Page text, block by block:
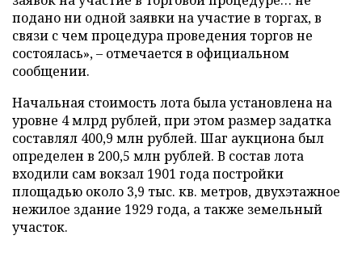
подано ни одной заявки на участие в торгах, в
связи с чем процедура проведения торгов не
состоялась», – отмечается в официальном
сообщении.
Начальная стоимость лота была установлена на
уровне 4 млрд рублей, при этом размер задатка
составлял 400,9 млн рублей. Шаг аукциона был
определен в 200,5 млн рублей. В состав лота
входили сам вокзал 1901 года постройки
площадью около 3,9 тыс. кв. метров, двухэтажное
нежилое здание 1929 года, а также земельный
участок.